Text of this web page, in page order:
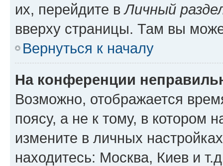
их, перейдите вЛичный
вверху страницы. Там вы
Вернуться к началу
На конференции
Возможно, отображается
поясу, а не к тому, в котором
измените в личных
находитесь: Москва, Киев и